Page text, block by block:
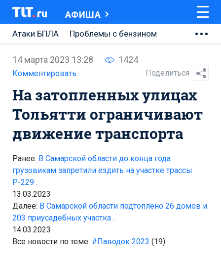
АФИША
Атаки БПЛА
Проблемы с бензином
Ремонт Центральной площади
Ремонт Обводного шоссе
Набережная Тольятти
Неделя Тольятти
14 марта 2023 13:28 1424
Комментировать Поделиться
На затопленных улицах
Тольятти ограничивают
движение транспорта
Ранее: В Самарской области до конца года
грузовикам запретили ездить на участке трассы
Р-229 .
13.03.2023
Далее: В Самарской области подтоплено 26 домов и
203 приусадебных участка .
14.03.2023
Все новости по теме: #Паводок 2023 (19)